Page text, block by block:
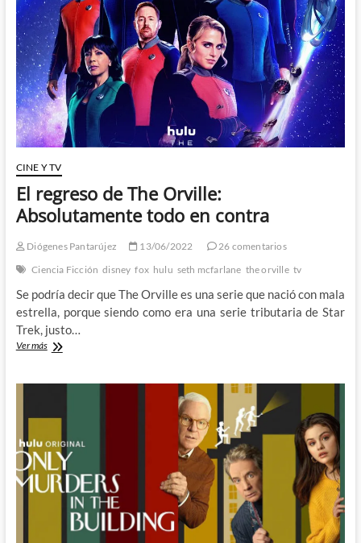
lo
que
parece
CINE Y TV
El regreso de The Orville:
Absolutamente todo en contra
Diógenes Pantarújez 13/06/2022
26 comentarios
Ciencia Ficción disney fox hulu seth mcfarlane the orville tv
Se podría decir que The Orville es una serie que nació con mala
estrella, porque siendo como era una serie tributaria de Star
Trek, justo…
Ver másEl
Absolutamente
en
contra